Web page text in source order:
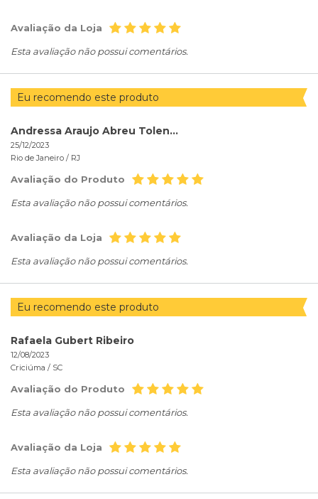
Avaliação da Loja
Esta avaliação não possui comentários.
Eu recomendo este produto
Andressa Araujo Abreu Tolentino
25/12/2023
Rio de Janeiro / RJ
Avaliação do Produto
Esta avaliação não possui comentários.
Avaliação da Loja
Esta avaliação não possui comentários.
Eu recomendo este produto
Rafaela Gubert Ribeiro
12/08/2023
Criciúma / SC
Avaliação do Produto
Esta avaliação não possui comentários.
Avaliação da Loja
Esta avaliação não possui comentários.